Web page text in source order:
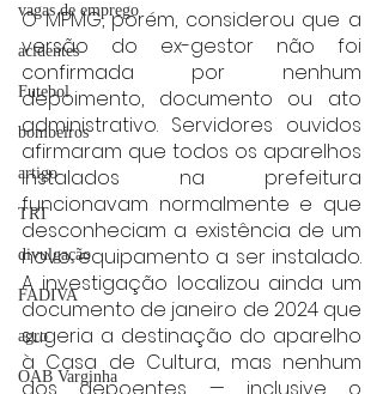
vagas de emprego
acidentes
Futebol
bombeiros
artigo
TRT
divulgação
FADIVA
agro
OAB Varginha
O MPMG, porém, considerou que a
versão do ex-gestor não foi
confirmada por nenhum
depoimento, documento ou ato
administrativo. Servidores ouvidos
afirmaram que todos os aparelhos
instalados na prefeitura
funcionavam normalmente e que
desconheciam a existência de um
novo equipamento a ser instalado.
A investigação localizou ainda um
documento de janeiro de 2024 que
sugeria a destinação do aparelho
à Casa de Cultura, mas nenhum
dos depoentes — inclusive o